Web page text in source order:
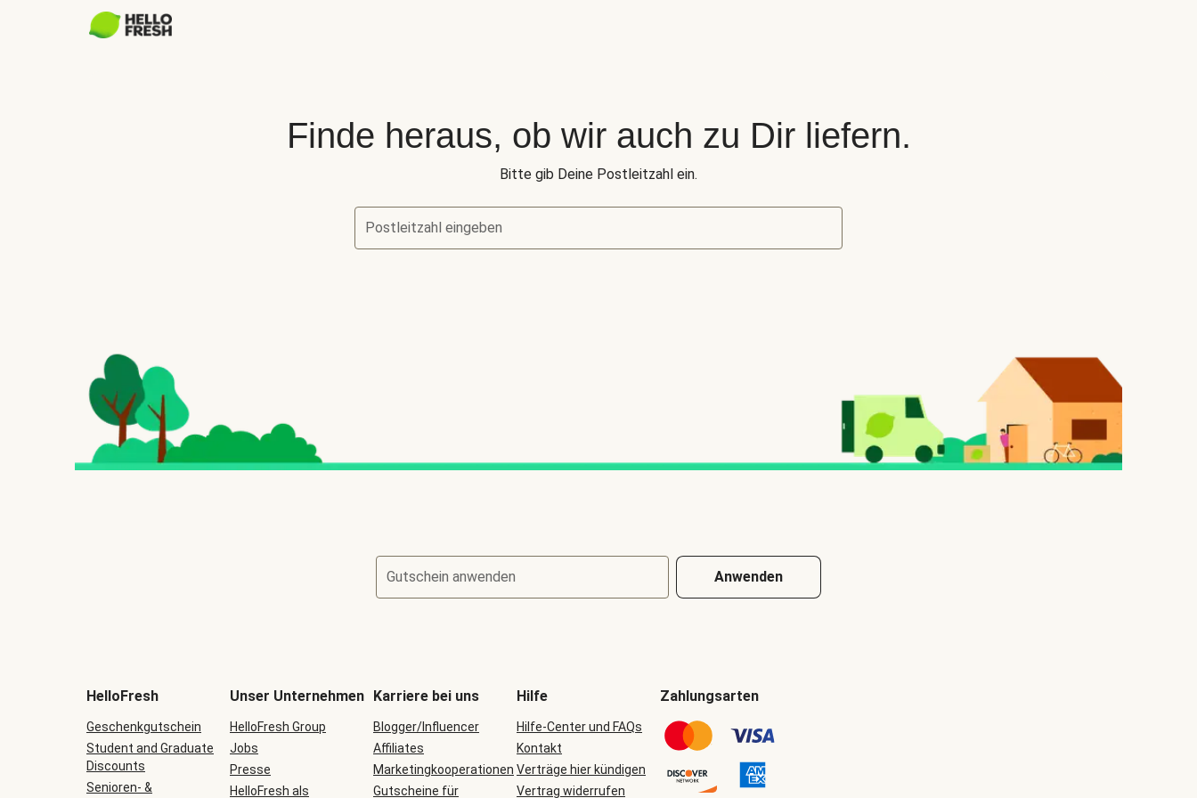
Finde heraus, ob wir auch zu Dir liefern.
Bitte gib Deine Postleitzahl ein.
Postleitzahl eingeben
Gutschein anwenden Anwenden
HelloFresh
Geschenkgutschein
Student and Graduate
Discounts
Senioren- &
Unser Unternehmen
HelloFresh Group
Jobs
Presse
HelloFresh als
Karriere bei uns
Blogger/Influencer
Affiliates
Marketingkooperationen
Gutscheine für
Hilfe
Hilfe-Center und FAQs
Kontakt
Verträge hier kündigen
Vertrag widerrufen
Zahlungsarten